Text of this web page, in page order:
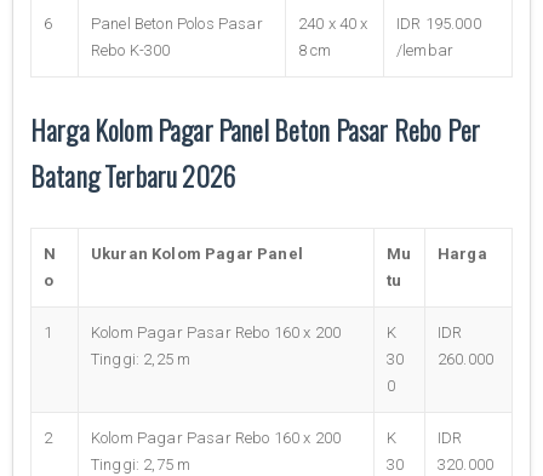
6
Panel Beton Polos Pasar
Rebo K-300
240 x 40 x
8 cm
IDR 195.000
/lembar
Harga Kolom Pagar Panel Beton Pasar Rebo Per
Batang Terbaru 2026
N
o
Ukuran Kolom Pagar Panel
Mu
tu
Harga
1
Kolom Pagar Pasar Rebo 160 x 200
Tinggi: 2,25 m
K
30
0
IDR
260.000
2
Kolom Pagar Pasar Rebo 160 x 200
Tinggi: 2,75 m
K
30
IDR
320.000